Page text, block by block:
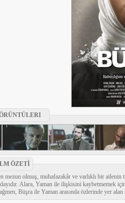
ÖZETİ
mezun olmuş, muhafazakâr ve varlıklı bir ailenin
Alara, Yaman ile ilişkisini kaybetmemek
Büşra ile Yaman arasında özlerinde yer